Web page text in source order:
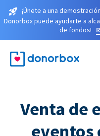
¡Únete a una
Donorbox puede ayudarte a
de fondos!
Venta de
eventos